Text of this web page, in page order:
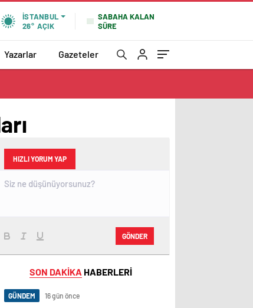
İSTANBUL
26° AÇIK
SABAHA KALAN
SÜRE
Yazarlar Gazeteler
HIZLI YORUM YAP
GÖNDER
SON DAKİKA HABERLERİ
GÜNDEM 16 gün önce